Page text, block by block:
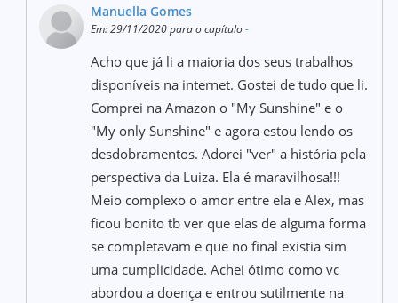
Manuella Gomes
Em: 29/11/2020 para o capítulo-
Acho que já li a maioria dos seus trabalhos
disponíveis na internet. Gostei de tudo que li.
Comprei na Amazon o "My Sunshine" e o
"My only Sunshine" e agora estou lendo os
desdobramentos. Adorei "ver" a história pela
perspectiva da Luiza. Ela é maravilhosa!!!
Meio complexo o amor entre ela e Alex, mas
ficou bonito tb ver que elas de alguma forma
se completavam e que no final existia sim
uma cumplicidade. Achei ótimo como vc
abordou a doença e entrou sutilmente na